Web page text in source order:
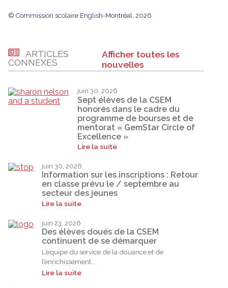
© Commission scolaire English-Montréal, 2026
ARTICLES
CONNEXES
Afficher toutes les
nouvelles
juin 30, 2026
Sept élèves de la CSEM
honorés dans le cadre du
programme de bourses et de
mentorat « GemStar Circle of
Excellence »
Lire la suite
juin 30, 2026
Information sur les inscriptions : Retour
en classe prévu le / septembre au
secteur des jeunes
Lire la suite
juin 23, 2026
Des élèves doués de la CSEM
continuent de se démarquer
L’équipe du service de la douance et de
l’enrichissement...
Lire la suite